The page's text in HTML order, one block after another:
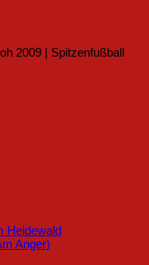
2009 | Spitzenfußball
Heidewald
Anger)